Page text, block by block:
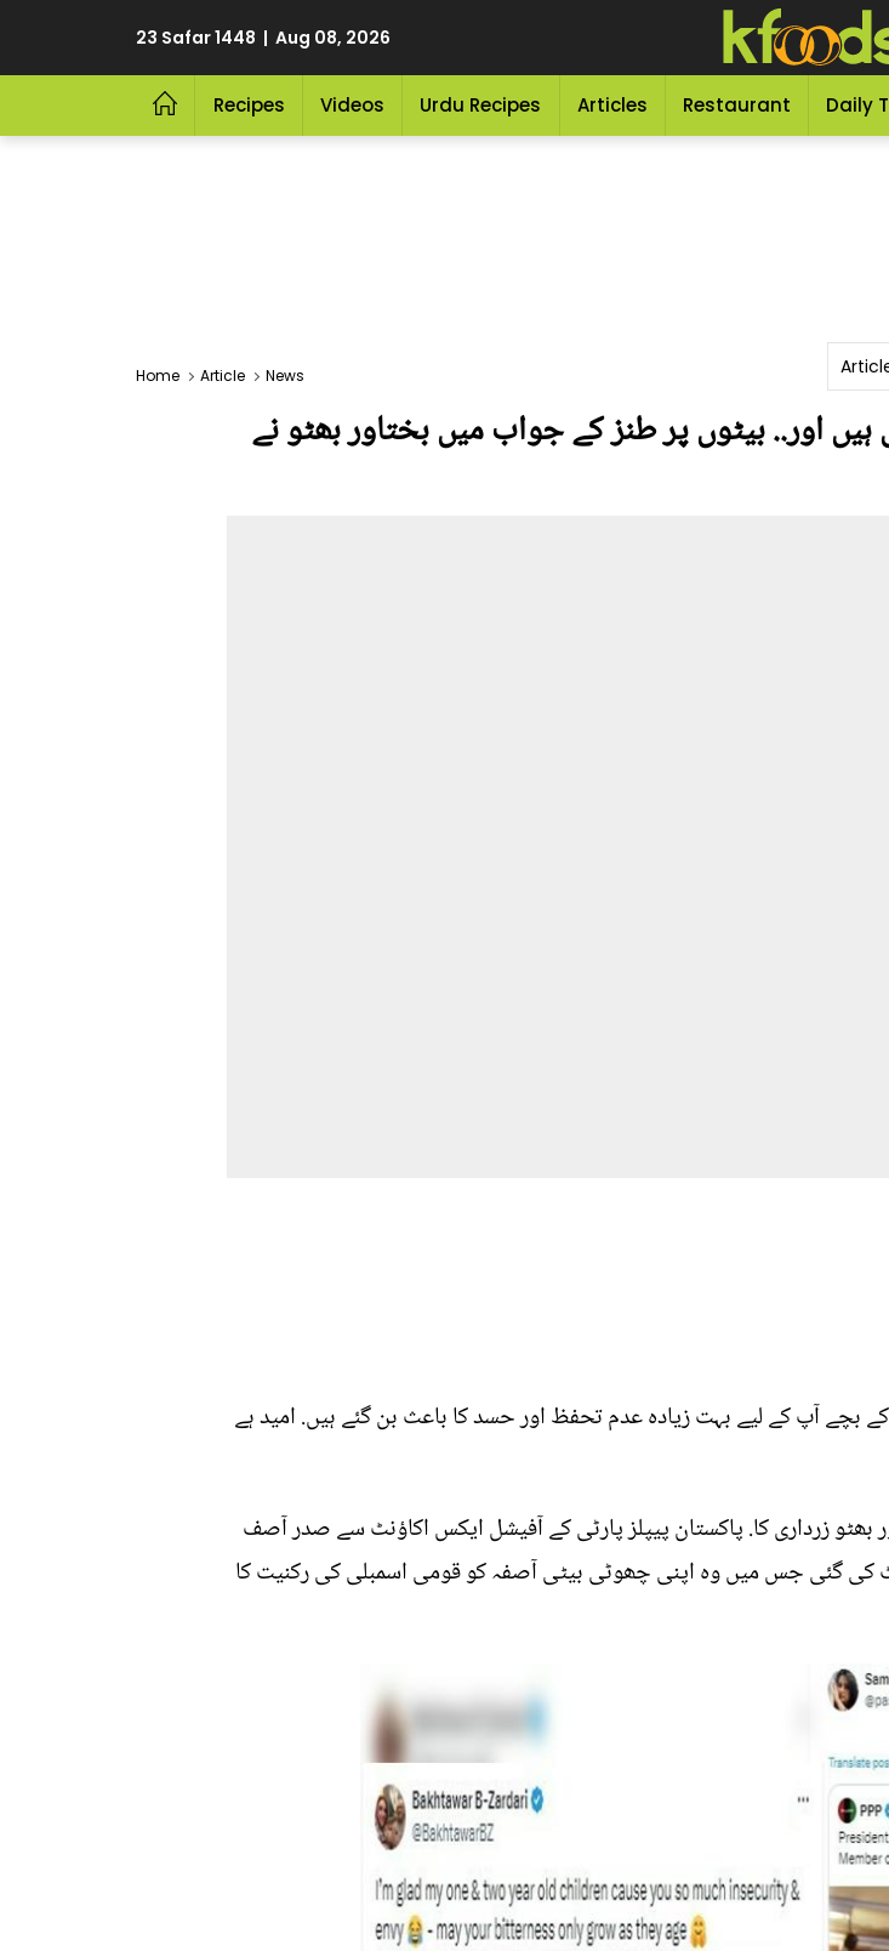
23 Safar 1448 | Aug 08, 2026
Recipes Videos Urdu Recipes Articles Restaurant Daily
Home Article News
اور.. بیٹوں پر طنز کے جواب میں بختاور بھٹو نے
آپ کے لیے بہت زیادہ عدم تحفظ اور حسد کا باعث بن گئے ہیں. امید ہے
زرداری کا. پاکستان پیپلز پارٹی کے آفیشل ایکس اکاؤنٹ سے صدر آصف
کی گئی جس میں وہ اپنی چھوٹی بیٹی آصفہ کو قومی اسمبلی کی رکنیت کا